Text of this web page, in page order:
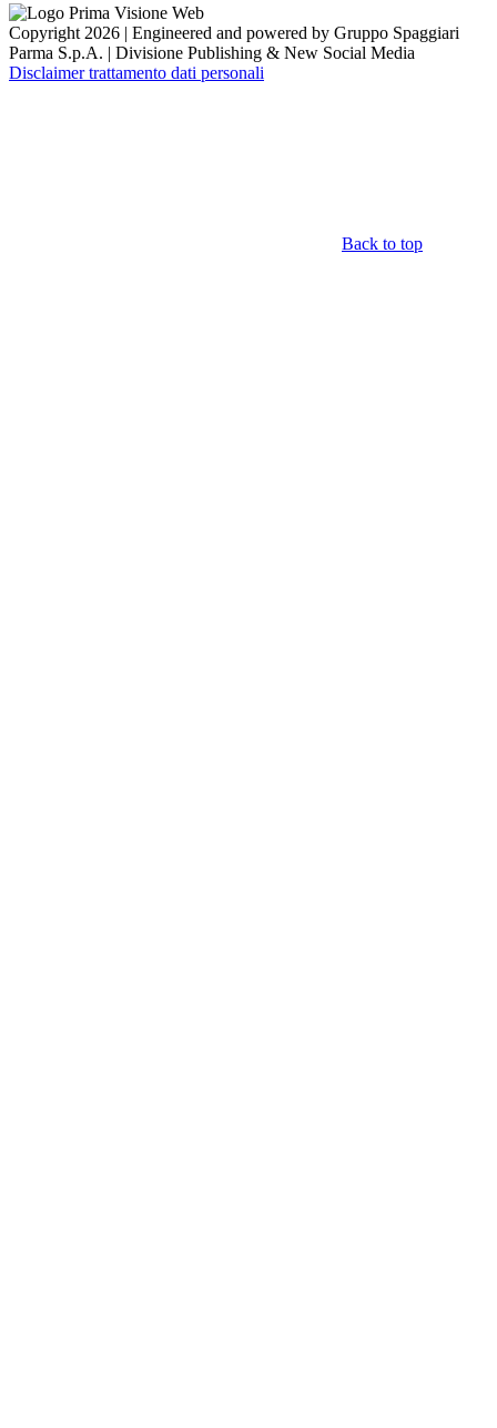
Copyright 2026 | Engineered and powered by Gruppo Spaggiari
Parma S.p.A. | Divisione Publishing & New Social Media
Disclaimer trattamento dati personali
Back to top